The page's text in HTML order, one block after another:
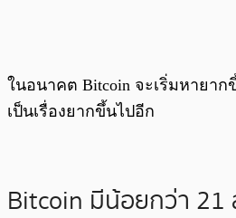
ในอนาคต Bitcoin จะเริ่มหายา
เป็นเรื่องยากขึ้นไปอีก
Bitcoin มีน้อยกว่า 21